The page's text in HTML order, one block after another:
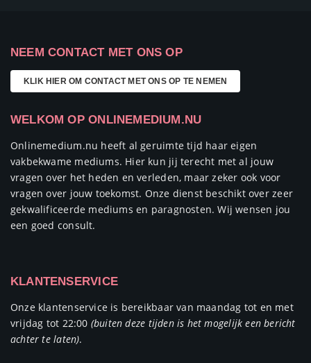
NEEM CONTACT MET ONS OP
KLIK HIER OM CONTACT MET ONS OP TE NEMEN
WELKOM OP ONLINEMEDIUM.NU
Onlinemedium.nu heeft al geruimte tijd haar eigen
vakbekwame mediums. Hier kun jij terecht met al jouw
vragen over het heden en verleden, maar zeker ook voor
vragen over jouw toekomst. Onze dienst beschikt over zeer
gekwalificeerde mediums en paragnosten. Wij wensen jou
een goed consult.
KLANTENSERVICE
Onze klantenservice is bereikbaar van maandag tot en met
vrijdag tot 22:00 (buiten deze tijden is het mogelijk een bericht
achter te laten).